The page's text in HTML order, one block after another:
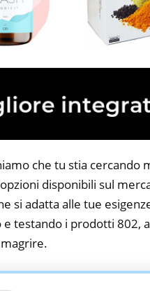
che tu stia
disponibili sul
si adatta alle tue
testando i prodotti 802,